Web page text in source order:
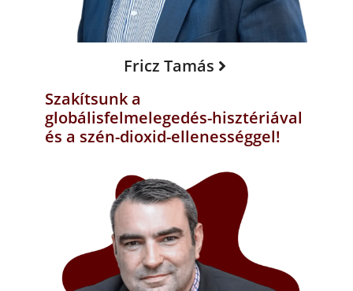
Fricz Tamás
Szakítsunk a
globálisfelmelegedés-hisztériával
és a szén-dioxid-ellenességgel!